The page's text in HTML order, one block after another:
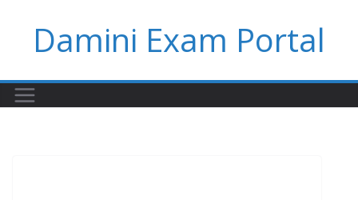
contentDamini Exam Portal